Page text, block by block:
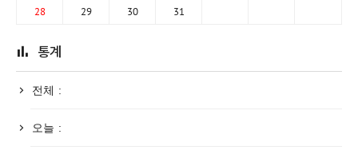
28 29 30 31
통계
전체 :
오늘 :